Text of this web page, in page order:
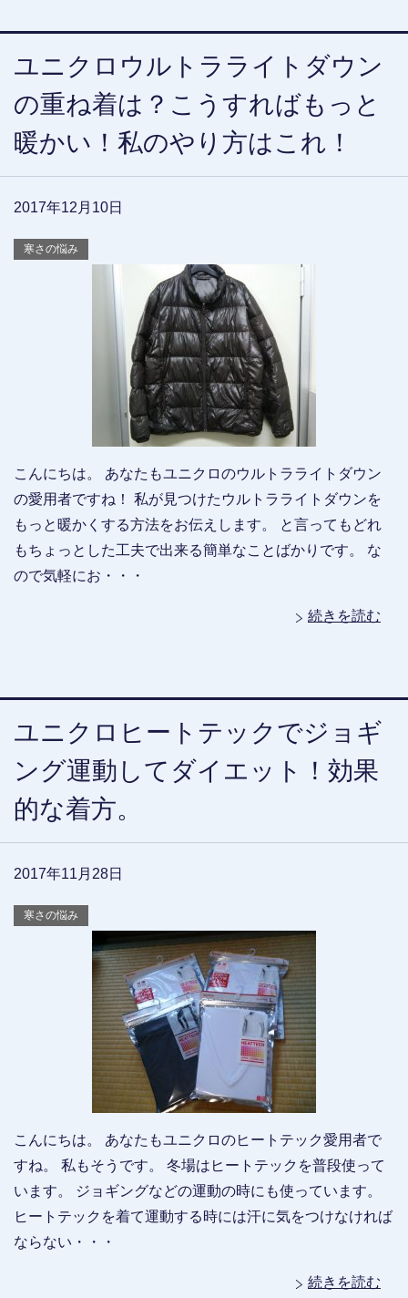
ユニクロウルトラライトダウン
の重ね着は？こうすればもっと
暖かい！私のやり方はこれ！
2017年12月10日
寒さの悩み
こんにちは。 あなたもユニクロのウルトラライトダウン
の愛用者ですね！ 私が見つけたウルトラライトダウンを
もっと暖かくする方法をお伝えします。 と言ってもどれ
もちょっとした工夫で出来る簡単なことばかりです。 な
ので気軽にお・・・
続きを読む
ユニクロヒートテックでジョギ
ング運動してダイエット！効果
的な着方。
2017年11月28日
寒さの悩み
こんにちは。 あなたもユニクロのヒートテック愛用者で
すね。 私もそうです。 冬場はヒートテックを普段使って
います。 ジョギングなどの運動の時にも使っています。
ヒートテックを着て運動する時には汗に気をつけなければ
ならない・・・
続きを読む